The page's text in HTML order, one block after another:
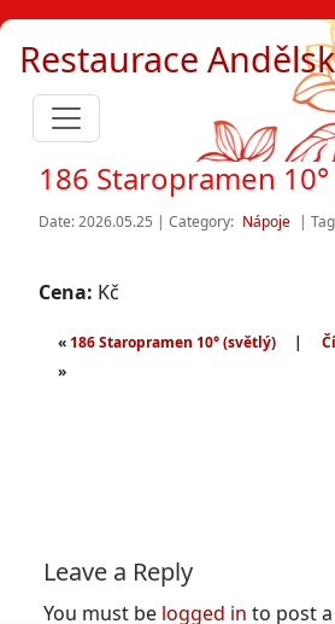
Restaurace
186 Staropramen
Date: 2026.05.25 | Category: Nápoje |
Cena: Kč
«186 Staropramen 10° (světlý) |
»
Leave a Reply
You must be logged in to post